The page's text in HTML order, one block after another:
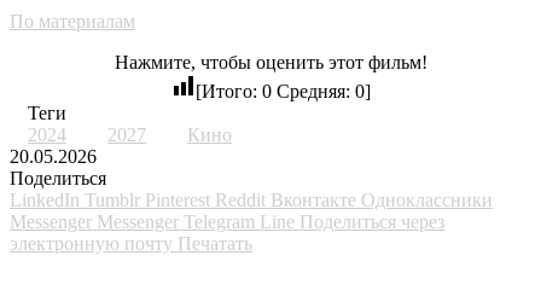
По материалам
Нажмите, чтобы оценить этот фильм!
[Итого: 0Средняя: 0]
Теги
2024
2027
Кино
20.05.2026
Поделиться
LinkedIn Tumblr Pinterest Reddit Вконтакте Одноклассники
Messenger Messenger Telegram Line Поделиться через
электронную почту Печатать